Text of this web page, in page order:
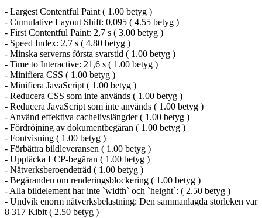
- Largest Contentful Paint ( 1.00 betyg )
- Cumulative Layout Shift: 0,095 ( 4.55 betyg )
- First Contentful Paint: 2,7 s ( 3.00 betyg )
- Speed Index: 2,7 s ( 4.80 betyg )
- Minska serverns första svarstid ( 1.00 betyg )
- Time to Interactive: 21,6 s ( 1.00 betyg )
- Minifiera CSS ( 1.00 betyg )
- Minifiera JavaScript ( 1.00 betyg )
- Reducera CSS som inte används ( 1.00 betyg )
- Reducera JavaScript som inte används ( 1.00 betyg )
- Använd effektiva cachelivslängder ( 1.00 betyg )
- Fördröjning av dokumentbegäran ( 1.00 betyg )
- Fontvisning ( 1.00 betyg )
- Förbättra bildleveransen ( 1.00 betyg )
- Upptäcka LCP-begäran ( 1.00 betyg )
- Nätverksberoendeträd ( 1.00 betyg )
- Begäranden om renderingsblockering ( 1.00 betyg )
- Alla bildelement har inte `width` och `height`: ( 2.50 betyg )
- Undvik enorm nätverksbelastning: Den sammanlagda storleken var
8 317 Kibit ( 2.50 betyg )